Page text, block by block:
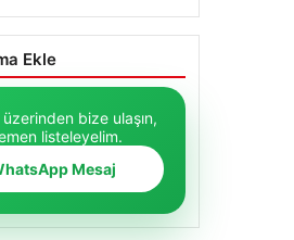
Ekle
bize ulaşın,
listeleyelim.
Mesaj